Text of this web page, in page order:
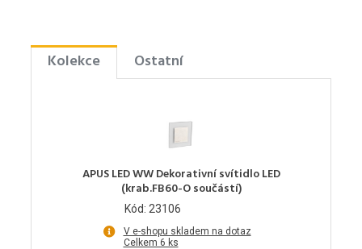
Kolekce Ostatní
APUS LED WW Dekorativní svítidlo LED
(krab.FB60-O součástí)
Kód: 23106
V e-shopu skladem na dotaz
Celkem 6 ks